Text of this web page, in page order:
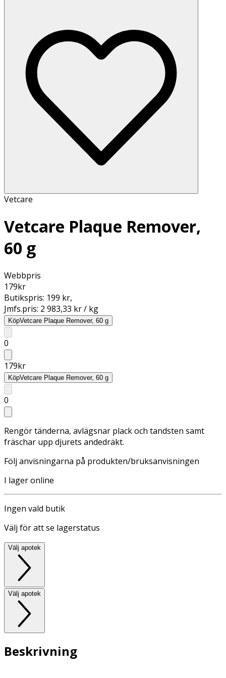
Vetcare
Vetcare Plaque Remover,
60 g
Webbpris
179kr
Butikspris: 199 kr,
Jmfs.pris: 2 983,33 kr / kg
KöpVetcare Plaque Remover, 60 g
0
179kr
KöpVetcare Plaque Remover, 60 g
0
Rengör tänderna, avlägsnar plack och tandsten samt
fräschar upp djurets andedräkt.
Följ anvisningarna på produkten/bruksanvisningen
I lager online
Ingen vald butik
Välj för att se lagerstatus
Välj apotek
Välj apotek
Beskrivning